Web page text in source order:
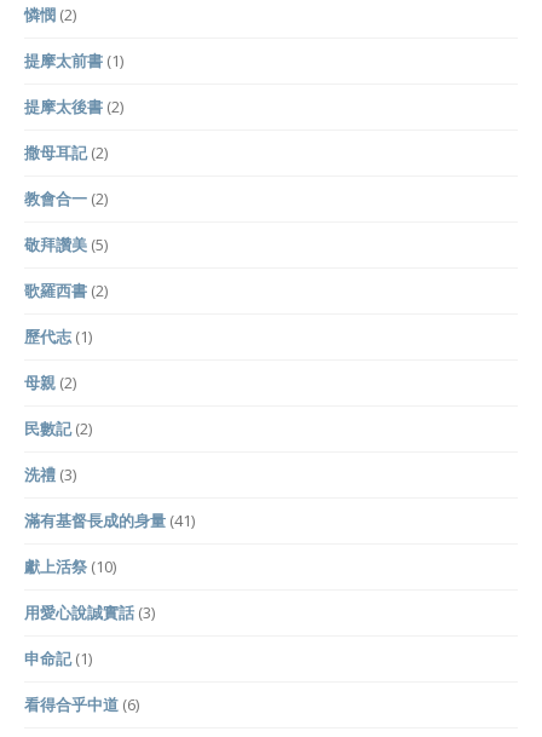
憐憫 (2)
提摩太前書 (1)
提摩太後書 (2)
撒母耳記(2)
教會合一 (2)
敬拜讚美 (5)
歌羅西書 (2)
歷代志 (1)
母親 (2)
民數記(2)
洗禮 (3)
滿有基督長成的身量 (41)
獻上活祭 (10)
用愛心說誠實話 (3)
申命記(1)
看得合乎中道 (6)